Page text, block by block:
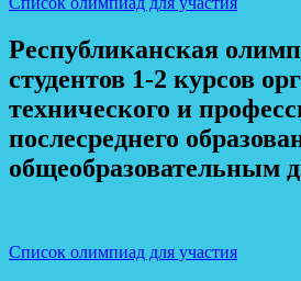
Республиканская
студентов 1-2 курсов
технического и
послесреднего
общеобразовательным
Список олимпиад для участия